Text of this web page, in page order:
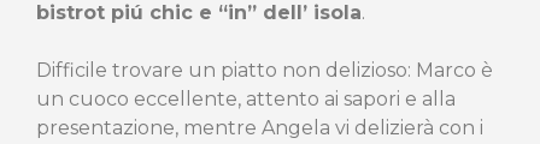
bistrot piú chic e “in” dell’ isola.
Difficile trovare un piatto non delizioso: Marco è
un cuoco eccellente, attento ai sapori e alla
presentazione, mentre Angela vi delizierà con i